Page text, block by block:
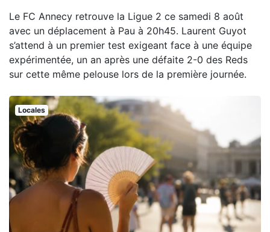
Le FC Annecy retrouve la Ligue 2 ce samedi 8 août
avec un déplacement à Pau à 20h45. Laurent Guyot
s’attend à un premier test exigeant face à une équipe
expérimentée, un an après une défaite 2-0 des Reds
sur cette même pelouse lors de la première journée.
Locales